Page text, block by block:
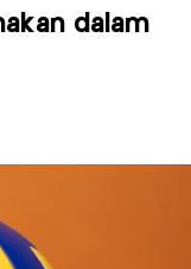
dalam